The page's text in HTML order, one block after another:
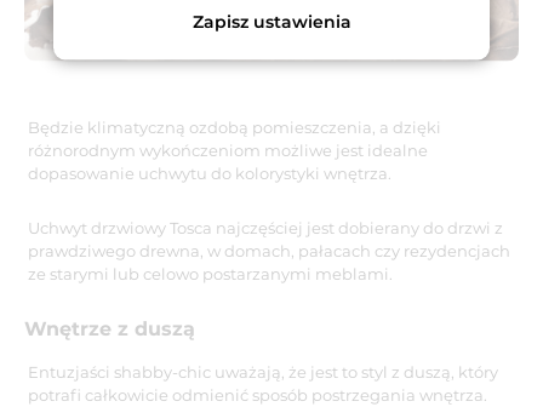
Będzie klimatyczną ozdobą pomieszczenia, a dzięki
różnorodnym wykończeniom możliwe jest idealne
dopasowanie uchwytu do kolorystyki wnętrza.
Uchwyt drzwiowy Tosca najczęściej jest dobierany do drzwi z
prawdziwego drewna, w domach, pałacach czy rezydencjach
ze starymi lub celowo postarzanymi meblami.
Wnętrze z duszą
Entuzjaści shabby-chic uważają, że jest to styl z duszą, który
potrafi całkowicie odmienić sposób postrzegania wnętrza.
Zapisz ustawienia